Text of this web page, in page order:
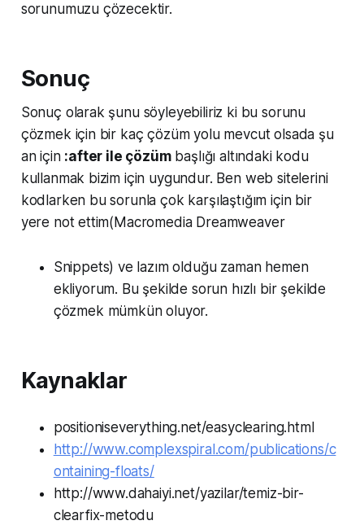
sorunumuzu çözecektir.
Sonuç
Sonuç olarak şunu söyleyebiliriz ki bu sorunu
çözmek için bir kaç çözüm yolu mevcut olsada şu
an için :after ile çözümbaşlığı altındaki kodu
kullanmak bizim için uygundur. Ben web sitelerini
kodlarken bu sorunla çok karşılaştığım için bir
yere not ettim(Macromedia Dreamweaver
Snippets) ve lazım olduğu zaman hemen
ekliyorum. Bu şekilde sorun hızlı bir şekilde
çözmek mümkün oluyor.
Kaynaklar
positioniseverything.net/easyclearing.html
http://www.complexspiral.com/publications/c
ontaining-floats/
http://www.dahaiyi.net/yazilar/temiz-bir-
clearfix-metodu